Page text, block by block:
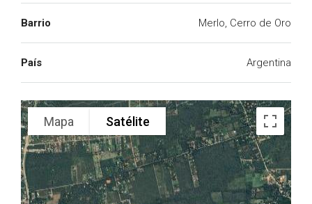
Barrio Merlo, Cerro de Oro
País Argentina
Mapa Satélite